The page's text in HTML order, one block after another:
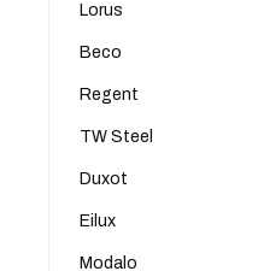
Lorus
Beco
Regent
TW Steel
Duxot
Eilux
Modalo